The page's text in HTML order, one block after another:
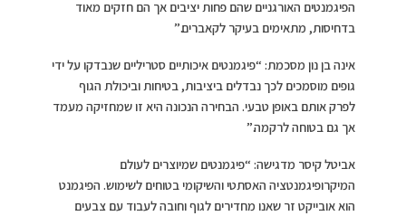
הפיגמנטים האורגניים שהם פחות יציבים אך הם חזקים מאוד
בדחיסות, מתאימים בעיקר לקאברים.”
אינה בן נון מסכמת: “פיגמנטים איכותיים סטריליים שנבדקו על ידי
גופים מוסמכים לכך נבדלים ביציבות, בטיחות וביכולת הגוף
לפרק אותם באופן טבעי. הבחירה הנכונה היא זו שמחזיקה מעמד
אך גם בטוחה לרקמה.”
אביטל קיסר מדגישה: “פיגמנטים שמיוצרים לעולם
המיקרופיגמנטציה האסתטי והשיקומי בטוחים לשימוש. הפיגמנט
הוא אובייקט זר שאנו מחדירים לגוף וחובה לעבוד עם צבעים